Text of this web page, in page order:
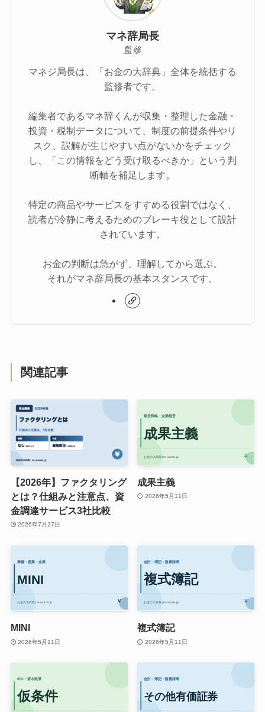
マネ辞局長
監修
マネジ局長は、「お金の大辞典」全体を統括する
監修者です。
編集者であるマネ辞くんが収集・整理した金融・
投資・税制データについて、制度の前提条件やリ
スク、誤解が生じやすい点がないかをチェック
し、「この情報をどう受け取るべきか」という判
断軸を補足します。
特定の商品やサービスをすすめる役割ではなく、
読者が冷静に考えるためのブレーキ役として設計
されています。
お金の判断は急がず、理解してから選ぶ。
それがマネ辞局長の基本スタンスです。
関連記事
【2026年】ファクタリング
とは？仕組みと注意点、資
金調達サービス3社比較
2026年7月27日
成果主義
2026年5月11日
MINI
2026年5月11日
複式簿記
2026年5月11日